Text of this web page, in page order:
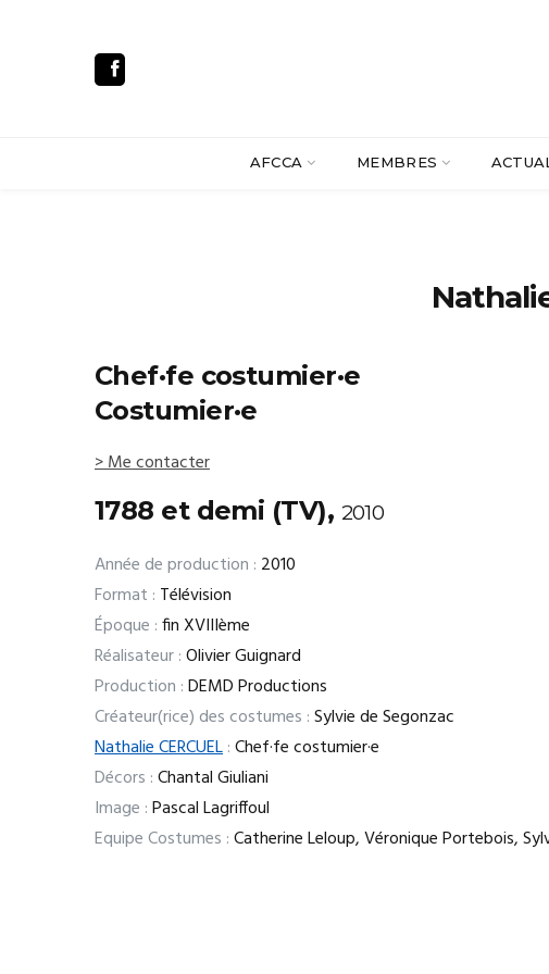
AFCCA MEMBRES
Chef·fe costumier·e
Costumier·e
> Me contacter
1788 et demi (TV), 2010
Année de production : 2010
Format : Télévision
Époque :fin XVIIIème
Réalisateur :Olivier Guignard
Production :DEMD Productions
Créateur(rice) des costumes :Sylvie de Segonzac
Nathalie CERCUEL:Chef·fe costumier·e
Décors :Chantal Giuliani
Image :Pascal Lagriffoul
Equipe Costumes :Catherine Leloup, Véronique Portebois,